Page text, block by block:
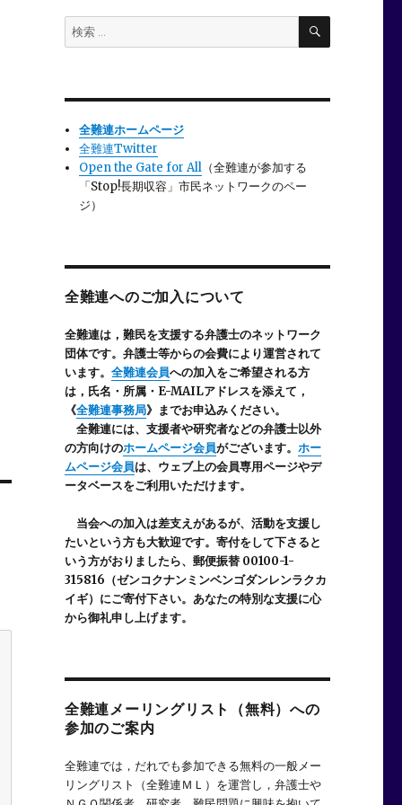
検
索:
検
全難連ホームページ
全難連Twitter
Open the Gate for All （全難連が参加する
「Stop!長期収容」市民ネットワークのペー
ジ）
全難連へのご加入について
全難連は，難民を支援する弁護士のネットワーク
団体です。弁護士等からの会費により運営されて
います。 全難連会員への加入をご希望される方
は，氏名・所属・E-MAILアドレスを添えて，
《全難連事務局》までお申込みください。
全難連には、支援者や研究者などの弁護士以外
の方向けのホームページ会員がございます。 ホー
ムページ会員は、ウェブ上の会員専用ページやデ
ータベースをご利用いただけます。
当会への加入は差支えがあるが、活動を支援し
たいという方も大歓迎です。寄付をして下さると
いう方がおりましたら、郵便振替 00100-1-
315816（ゼンコクナンミンベンゴダンレンラクカ
イギ）にご寄付下さい。あなたの特別な支援に心
から御礼申し上げます。
全難連メーリングリスト（無料）への
参加のご案内
全難連では，だれでも参加できる無料の一般メー
リングリスト（全難連ＭＬ）を運営し，弁護士や